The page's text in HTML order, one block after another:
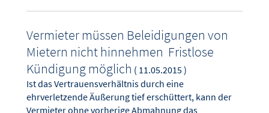
Vermieter müssen Beleidigungen von
Mietern nicht hinnehmen  Fristlose
Kündigung möglich ( 11.05.2015 )
Ist das Vertrauensverhältnis durch eine
ehrverletzende Äußerung tief erschüttert, kann der
Vermieter ohne vorherige Abmahnung das